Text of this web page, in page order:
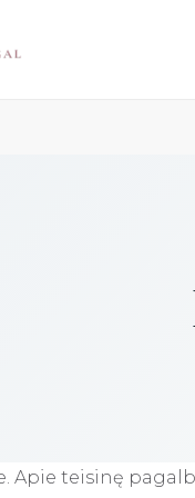
Apie teisinę